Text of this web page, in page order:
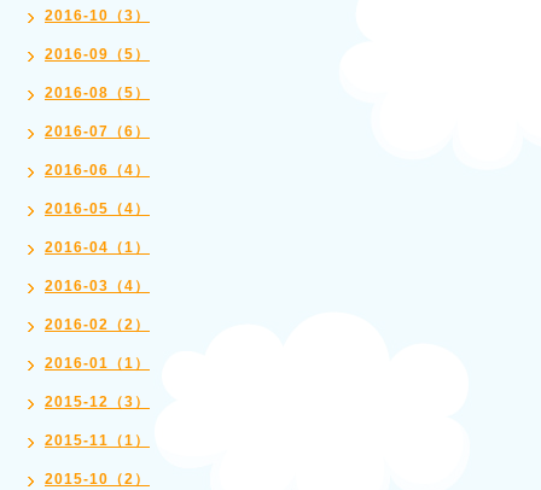
2016-10（3）
2016-09（5）
2016-08（5）
2016-07（6）
2016-06（4）
2016-05（4）
2016-04（1）
2016-03（4）
2016-02（2）
2016-01（1）
2015-12（3）
2015-11（1）
2015-10（2）